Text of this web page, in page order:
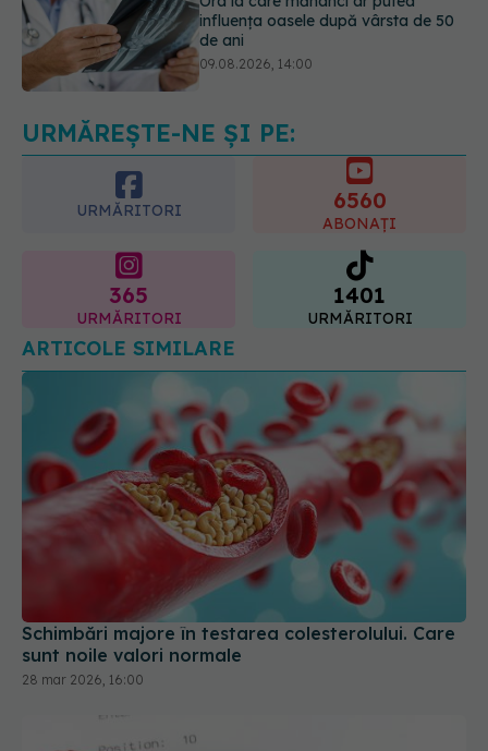
Cum alegem alimentele pe timp de
caniculă. Recomandările
URMĂREȘTE-NE ȘI PE:
URMĂRITORI 6560
ABONAȚI
365
URMĂRITORI
1401
URMĂRITORI
ARTICOLE SIMILARE
Schimbări majore în testarea colesterolului. Care
sunt noile valori normale
28 mar 2026, 16:00